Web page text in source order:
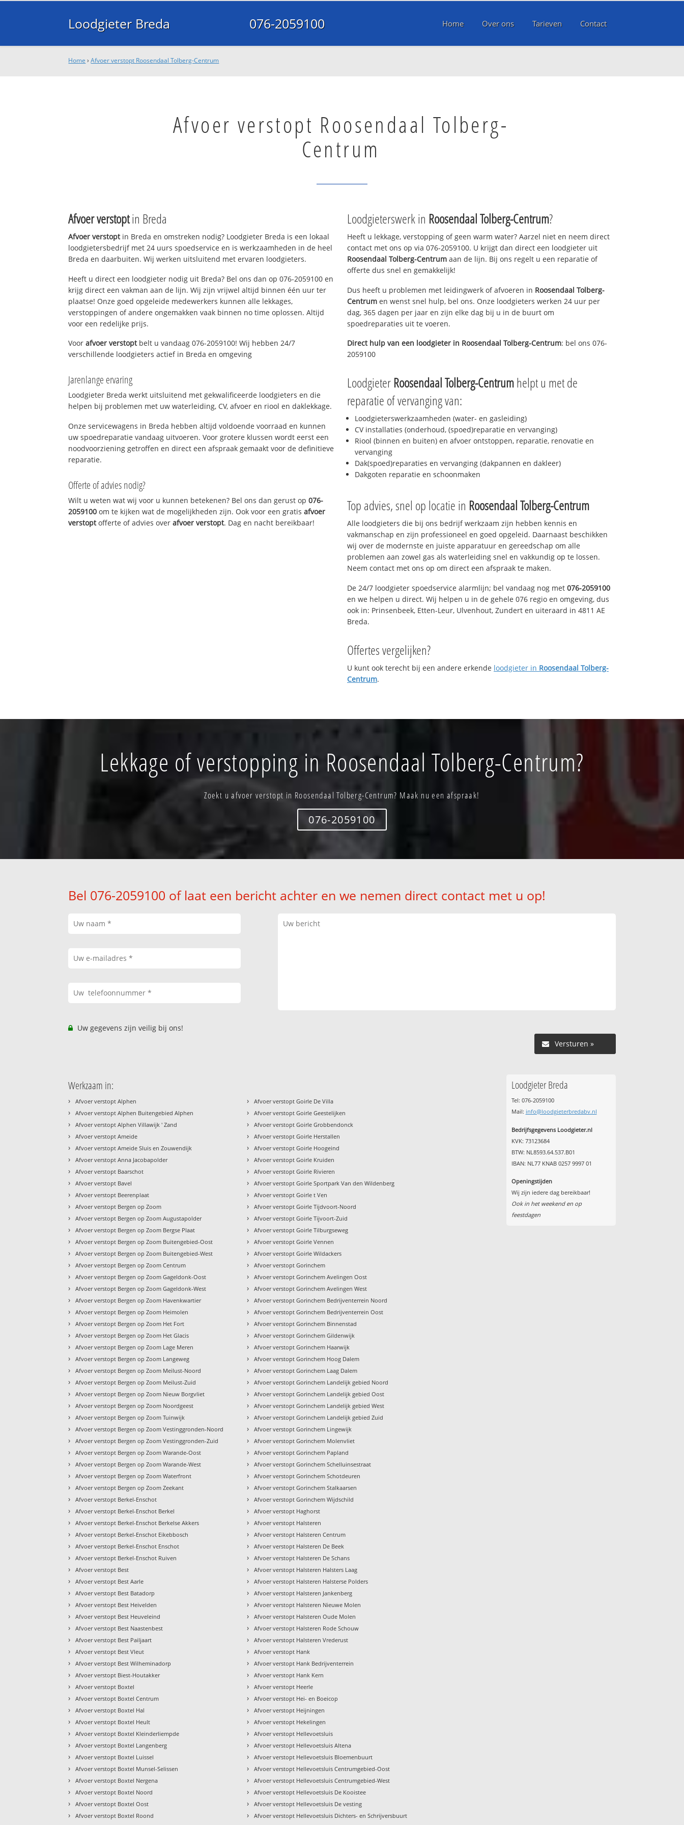
Loodgieter Breda 076-2059100 Home Over ons Tarieven Contact
Home ›Afvoer verstopt Roosendaal Tolberg-Centrum
Afvoer verstopt Roosendaal Tolberg-
Centrum
Afvoer verstoptin Breda
Afvoer verstoptin Breda en omstreken nodig? Loodgieter Breda is een lokaal
loodgietersbedrijf met 24 uurs spoedservice en is werkzaamheden in de heel
Breda en daarbuiten. Wij werken uitsluitend met ervaren loodgieters.
Heeft u direct een loodgieter nodig uit Breda? Bel ons dan op 076-2059100 en
krijg direct een vakman aan de lijn. Wij zijn vrijwel altijd binnen één uur ter
plaatse! Onze goed opgeleide medewerkers kunnen alle lekkages,
verstoppingen of andere ongemakken vaak binnen no time oplossen. Altijd
voor een redelijke prijs.
Voorafvoer verstoptbelt u vandaag 076-2059100! Wij hebben 24/7
verschillende loodgieters actief in Breda en omgeving
Jarenlange ervaring
Loodgieter Breda werkt uitsluitend met gekwalificeerde loodgieters en die
helpen bij problemen met uw waterleiding, CV, afvoer en riool en daklekkage.
Onze servicewagens in Breda hebben altijd voldoende voorraad en kunnen
uw spoedreparatie vandaag uitvoeren. Voor grotere klussen wordt eerst een
noodvoorziening getroffen en direct een afspraak gemaakt voor de definitieve
reparatie.
Offerte of advies nodig?
Wilt u weten wat wij voor u kunnen betekenen? Bel ons dan gerust op076-
2059100 om te kijken wat de mogelijkheden zijn. Ook voor een gratisafvoer
verstoptofferte of advies overafvoer verstopt. Dag en nacht bereikbaar!
Loodgieterswerk in Roosendaal Tolberg-Centrum?
Heeft u lekkage, verstopping of geen warm water? Aarzel niet en neem direct
contact met ons op via 076-2059100. U krijgt dan direct een loodgieter uit
Roosendaal Tolberg-Centrum aan de lijn. Bij ons regelt u een reparatie of
offerte dus snel en gemakkelijk!
Dus heeft u problemen met leidingwerk of afvoeren in Roosendaal Tolberg-
Centrum en wenst snel hulp, bel ons. Onze loodgieters werken 24 uur per
dag, 365 dagen per jaar en zijn elke dag bij u in de buurt om
spoedreparaties uit te voeren.
Direct hulp van een loodgieter in Roosendaal Tolberg-Centrum: bel ons 076-
2059100
Loodgieter Roosendaal Tolberg-Centrumhelpt u met de
reparatie of vervanging van:
Loodgieterswerkzaamheden (water- en gasleiding)
CV installaties (onderhoud, (spoed)reparatie en vervanging)
Riool (binnen en buiten) en afvoer ontstoppen, reparatie, renovatie en
vervanging
Dak(spoed)reparaties en vervanging (dakpannen en dakleer)
Dakgoten reparatie en schoonmaken
Top advies, snel op locatie in Roosendaal Tolberg-Centrum
Alle loodgieters die bij ons bedrijf werkzaam zijn hebben kennis en
vakmanschap en zijn professioneel en goed opgeleid. Daarnaast beschikken
wij over de modernste en juiste apparatuur en gereedschap om alle
problemen aan zowel gas als waterleiding snel en vakkundig op te lossen.
Neem contact met ons op om direct een afspraak te maken.
De 24/7 loodgieter spoedservice alarmlijn; bel vandaag nog met 076-2059100
en we helpen u direct. Wij helpen u in de gehele 076 regio en omgeving, dus
ook in: Prinsenbeek, Etten-Leur, Ulvenhout, Zundert en uiteraard in 4811 AE
Breda.
Offertes vergelijken?
U kunt ook terecht bij een andere erkende loodgieter in Roosendaal Tolberg-
Centrum.
Lekkage of verstopping in Roosendaal Tolberg-Centrum?
Zoekt u afvoer verstopt in Roosendaal Tolberg-Centrum? Maak nu een afspraak!
076-2059100
Bel 076-2059100 of laat een bericht achter en we nemen direct contact met u op!
Uw gegevens zijn veilig bij ons!
Versturen »
Werkzaam in:
› Afvoer verstopt Alphen
› Afvoer verstopt Alphen Buitengebied Alphen
› Afvoer verstopt Alphen Villawijk ' Zand
› Afvoer verstopt Ameide
› Afvoer verstopt Ameide Sluis en Zouwendijk
› Afvoer verstopt Anna Jacobapolder
› Afvoer verstopt Baarschot
› Afvoer verstopt Bavel
› Afvoer verstopt Beerenplaat
› Afvoer verstopt Bergen op Zoom
› Afvoer verstopt Bergen op Zoom Augustapolder
› Afvoer verstopt Bergen op Zoom Bergse Plaat
› Afvoer verstopt Bergen op Zoom Buitengebied-Oost
› Afvoer verstopt Bergen op Zoom Buitengebied-West
› Afvoer verstopt Bergen op Zoom Centrum
› Afvoer verstopt Bergen op Zoom Gageldonk-Oost
› Afvoer verstopt Bergen op Zoom Gageldonk-West
› Afvoer verstopt Bergen op Zoom Havenkwartier
› Afvoer verstopt Bergen op Zoom Heimolen
› Afvoer verstopt Bergen op Zoom Het Fort
› Afvoer verstopt Bergen op Zoom Het Glacis
› Afvoer verstopt Bergen op Zoom Lage Meren
› Afvoer verstopt Bergen op Zoom Langeweg
› Afvoer verstopt Bergen op Zoom Meilust-Noord
› Afvoer verstopt Bergen op Zoom Meilust-Zuid
› Afvoer verstopt Bergen op Zoom Nieuw Borgvliet
› Afvoer verstopt Bergen op Zoom Noordgeest
› Afvoer verstopt Bergen op Zoom Tuinwijk
› Afvoer verstopt Bergen op Zoom Vestinggronden-Noord
› Afvoer verstopt Bergen op Zoom Vestinggronden-Zuid
› Afvoer verstopt Bergen op Zoom Warande-Oost
› Afvoer verstopt Bergen op Zoom Warande-West
› Afvoer verstopt Bergen op Zoom Waterfront
› Afvoer verstopt Bergen op Zoom Zeekant
› Afvoer verstopt Berkel-Enschot
› Afvoer verstopt Berkel-Enschot Berkel
› Afvoer verstopt Berkel-Enschot Berkelse Akkers
› Afvoer verstopt Berkel-Enschot Eikebbosch
› Afvoer verstopt Berkel-Enschot Enschot
› Afvoer verstopt Berkel-Enschot Ruiven
› Afvoer verstopt Best
› Afvoer verstopt Best Aarle
› Afvoer verstopt Best Batadorp
› Afvoer verstopt Best Heivelden
› Afvoer verstopt Best Heuveleind
› Afvoer verstopt Best Naastenbest
› Afvoer verstopt Best Pailjaart
› Afvoer verstopt Best Vleut
› Afvoer verstopt Best Wilheminadorp
› Afvoer verstopt Biest-Houtakker
› Afvoer verstopt Boxtel
› Afvoer verstopt Boxtel Centrum
› Afvoer verstopt Boxtel Hal
› Afvoer verstopt Boxtel Heult
› Afvoer verstopt Boxtel Kleinderliempde
› Afvoer verstopt Boxtel Langenberg
› Afvoer verstopt Boxtel Luissel
› Afvoer verstopt Boxtel Munsel-Selissen
› Afvoer verstopt Boxtel Nergena
› Afvoer verstopt Boxtel Noord
› Afvoer verstopt Boxtel Oost
› Afvoer verstopt Boxtel Roond
› Afvoer verstopt Goirle De Villa
› Afvoer verstopt Goirle Geestelijken
› Afvoer verstopt Goirle Grobbendonck
› Afvoer verstopt Goirle Herstallen
› Afvoer verstopt Goirle Hoogeind
› Afvoer verstopt Goirle Kruiden
› Afvoer verstopt Goirle Rivieren
› Afvoer verstopt Goirle Sportpark Van den Wildenberg
› Afvoer verstopt Goirle t Ven
› Afvoer verstopt Goirle Tijdvoort-Noord
› Afvoer verstopt Goirle Tijvoort-Zuid
› Afvoer verstopt Goirle Tilburgseweg
› Afvoer verstopt Goirle Vennen
› Afvoer verstopt Goirle Wildackers
› Afvoer verstopt Gorinchem
› Afvoer verstopt Gorinchem Avelingen Oost
› Afvoer verstopt Gorinchem Avelingen West
› Afvoer verstopt Gorinchem Bedrijventerrein Noord
› Afvoer verstopt Gorinchem Bedrijventerrein Oost
› Afvoer verstopt Gorinchem Binnenstad
› Afvoer verstopt Gorinchem Gildenwijk
› Afvoer verstopt Gorinchem Haarwijk
› Afvoer verstopt Gorinchem Hoog Dalem
› Afvoer verstopt Gorinchem Laag Dalem
› Afvoer verstopt Gorinchem Landelijk gebied Noord
› Afvoer verstopt Gorinchem Landelijk gebied Oost
› Afvoer verstopt Gorinchem Landelijk gebied West
› Afvoer verstopt Gorinchem Landelijk gebied Zuid
› Afvoer verstopt Gorinchem Lingewijk
› Afvoer verstopt Gorinchem Molenvliet
› Afvoer verstopt Gorinchem Papland
› Afvoer verstopt Gorinchem Schelluinsestraat
› Afvoer verstopt Gorinchem Schotdeuren
› Afvoer verstopt Gorinchem Stalkaarsen
› Afvoer verstopt Gorinchem Wijdschild
› Afvoer verstopt Haghorst
› Afvoer verstopt Halsteren
› Afvoer verstopt Halsteren Centrum
› Afvoer verstopt Halsteren De Beek
› Afvoer verstopt Halsteren De Schans
› Afvoer verstopt Halsteren Halsters Laag
› Afvoer verstopt Halsteren Halsterse Polders
› Afvoer verstopt Halsteren Jankenberg
› Afvoer verstopt Halsteren Nieuwe Molen
› Afvoer verstopt Halsteren Oude Molen
› Afvoer verstopt Halsteren Rode Schouw
› Afvoer verstopt Halsteren Vrederust
› Afvoer verstopt Hank
› Afvoer verstopt Hank Bedrijventerrein
› Afvoer verstopt Hank Kern
› Afvoer verstopt Heerle
› Afvoer verstopt Hei- en Boeicop
› Afvoer verstopt Heijningen
› Afvoer verstopt Hekelingen
› Afvoer verstopt Hellevoetsluis
› Afvoer verstopt Hellevoetsluis Altena
› Afvoer verstopt Hellevoetsluis Bloemenbuurt
› Afvoer verstopt Hellevoetsluis Centrumgebied-Oost
› Afvoer verstopt Hellevoetsluis Centrumgebied-West
› Afvoer verstopt Hellevoetsluis De Kooistee
› Afvoer verstopt Hellevoetsluis De vesting
› Afvoer verstopt Hellevoetsluis Dichters- en Schrijversbuurt
Loodgieter Breda
Tel: 076-2059100
Mail: info@loodgieterbredabv.nl
Bedrijfsgegevens Loodgieter.nl
KVK: 73123684
BTW: NL8593.64.537.B01
IBAN: NL77 KNAB 0257 9997 01
Openingstijden
Wij zijn iedere dag bereikbaar!
Ook in het weekend en op
feestdagen